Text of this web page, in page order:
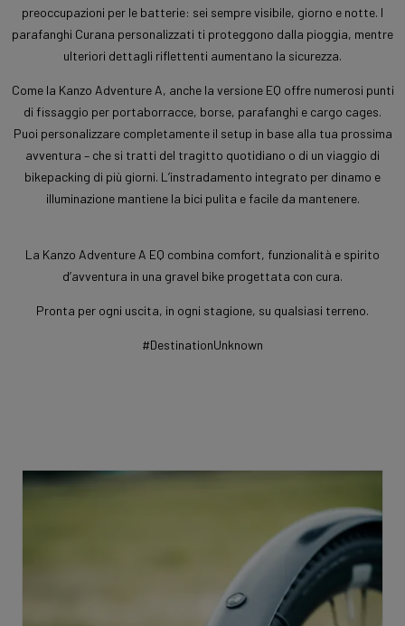
preoccupazioni per le batterie: sei sempre visibile, giorno e notte. I
parafanghi Curana personalizzati ti proteggono dalla pioggia, mentre
ulteriori dettagli riflettenti aumentano la sicurezza.
Come la Kanzo Adventure A, anche la versione EQ offre numerosi punti
di fissaggio per portaborracce, borse, parafanghi e cargo cages.
Puoi personalizzare completamente il setup in base alla tua prossima
avventura – che si tratti del tragitto quotidiano o di un viaggio di
bikepacking di più giorni. L’instradamento integrato per dinamo e
illuminazione mantiene la bici pulita e facile da mantenere.
La Kanzo Adventure A EQ combina comfort, funzionalità e spirito
d’avventura in una gravel bike progettata con cura.
Pronta per ogni uscita, in ogni stagione, su qualsiasi terreno.
#DestinationUnknown